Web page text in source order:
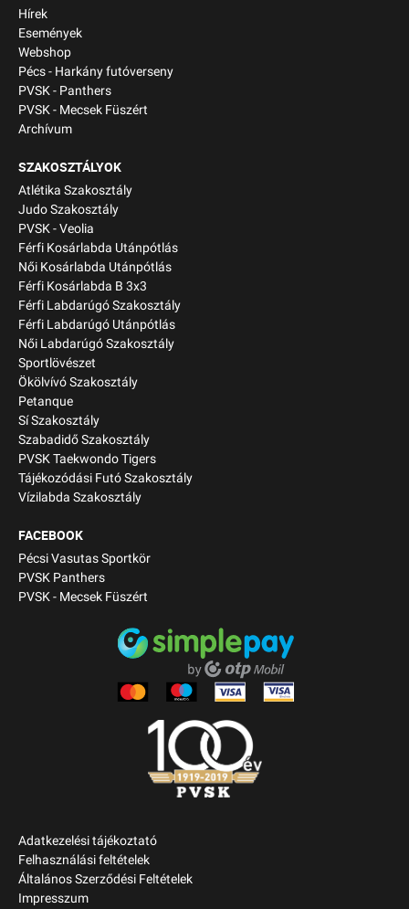
Hírek
Események
Webshop
Pécs - Harkány futóverseny
PVSK - Panthers
PVSK - Mecsek Füszért
Archívum
SZAKOSZTÁLYOK
Atlétika Szakosztály
Judo Szakosztály
PVSK - Veolia
Férfi Kosárlabda Utánpótlás
Női Kosárlabda Utánpótlás
Férfi Kosárlabda B 3x3
Férfi Labdarúgó Szakosztály
Férfi Labdarúgó Utánpótlás
Női Labdarúgó Szakosztály
Sportlövészet
Ökölvívó Szakosztály
Petanque
Sí Szakosztály
Szabadidő Szakosztály
PVSK Taekwondo Tigers
Tájékozódási Futó Szakosztály
Vízilabda Szakosztály
FACEBOOK
Pécsi Vasutas Sportkör
PVSK Panthers
PVSK - Mecsek Füszért
Adatkezelési tájékoztató
Felhasználási feltételek
Általános Szerződési Feltételek
Impresszum